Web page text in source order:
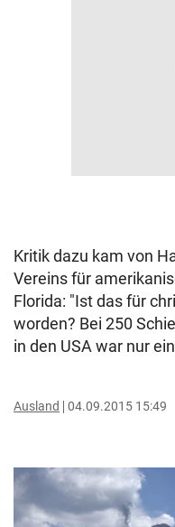
Kritik dazu kam von
Vereins für
Florida: "Ist das für
worden? Bei 250
in den USA war nur
Ausland 04.09.2015 15:49